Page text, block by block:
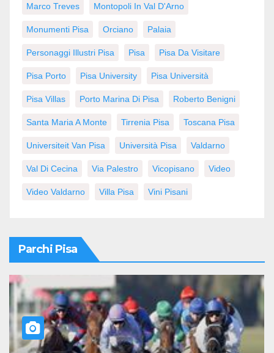
Marco Treves Montopoli In Val D'Arno
Monumenti Pisa Orciano Palaia
Personaggi Illustri Pisa Pisa Pisa Da Visitare
Pisa Porto Pisa University Pisa Università
Pisa Villas Porto Marina Di Pisa Roberto Benigni
Santa Maria A Monte Tirrenia Pisa Toscana Pisa
Universiteit Van Pisa Università Pisa Valdarno
Val Di Cecina Via Palestro Vicopisano Video
Video Valdarno Villa Pisa Vini Pisani
Parchi Pisa